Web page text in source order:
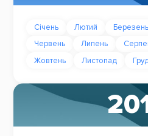
Січень Лютий Березень
Червень
Липень
Жовтень
Листопад